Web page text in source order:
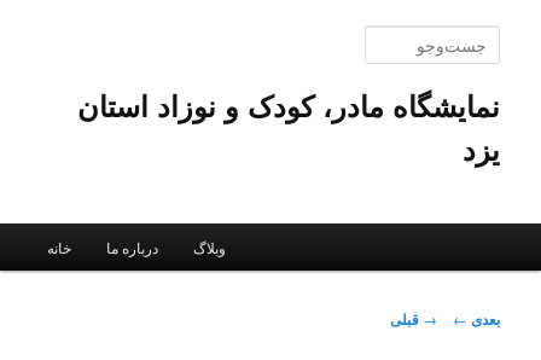
محتوای
نمایشگاه مادر، کودک و نوزاد استان
یزد
خانه درباره ما وبلاگ
ناوبری
→ قبلی بعدی ←